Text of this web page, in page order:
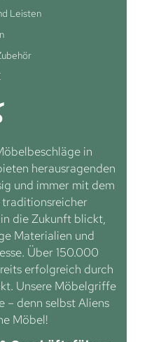
Leisten
in
herausragenden
und immer mit dem
traditionsreicher
die Zukunft blickt,
Materialien und
Über 150.000
erfolgreich durch
Unsere Möbelgriffe
– denn selbst Aliens
Möbel!